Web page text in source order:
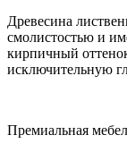
Древесина
смолистостью и
кирпичный
исключительную
Премиальная